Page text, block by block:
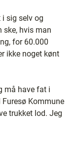
i sig selv og
ske, hvis man
for 60.000
ikke noget kønt
må have fat i
Furesø Kommune
trukket lod. Jeg